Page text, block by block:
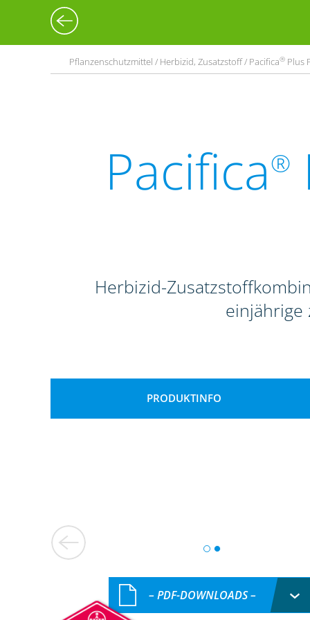
Pflanzenschutzmittel / Herbizid, Zusatzstoff / Pacifica® Plus
Pacifica®
Herbizid-
einjährige
PRODUKTINFO
– PDF-DOWNLOADS –